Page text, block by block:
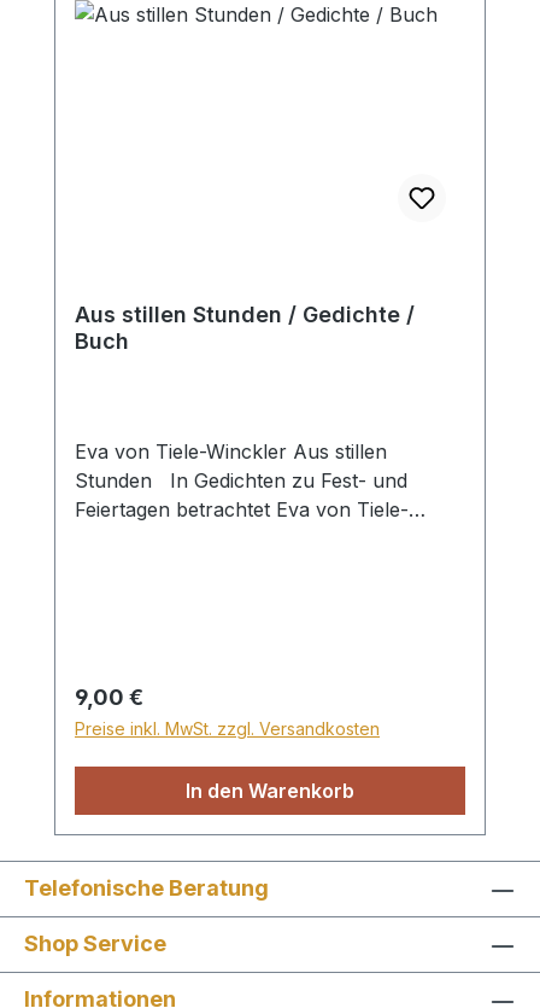
Aus stillen Stunden / Gedichte /
Buch
Eva von Tiele-Winckler Aus stillen
Stunden In Gedichten zu Fest- und
Feiertagen betrachtet Eva von Tiele-
Regulärer Preis:
9,00 €
Preise inkl. MwSt. zzgl. Versandkosten
In den Warenkorb
Telefonische Beratung
Shop Service
Informationen